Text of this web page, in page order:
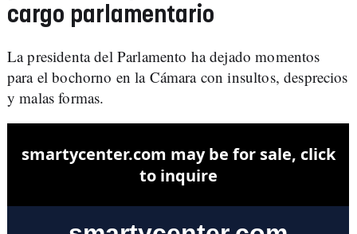
cargo parlamentario
La presidenta del Parlamento ha dejado momentos
para el bochorno en la Cámara con insultos, desprecios
y malas formas.